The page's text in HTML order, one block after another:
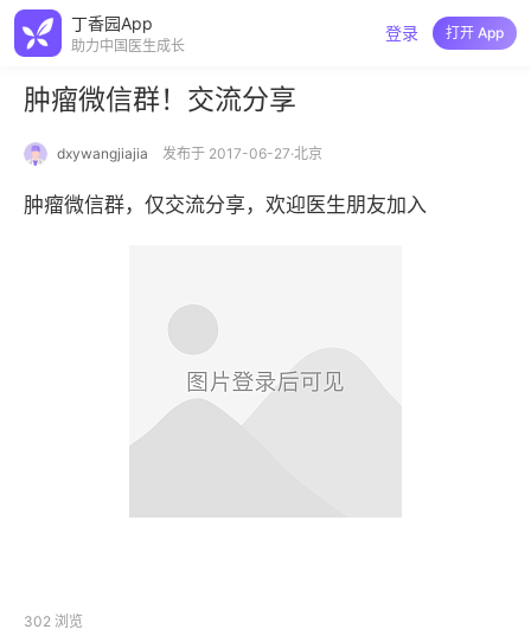
丁香园App
助力中国医生成长
登录 打开 App
肿瘤微信群！交流分享
dxywangjiajia 发布于 2017-06-27·北京
肿瘤微信群，仅交流分享，欢迎医生朋友加入
302 浏览